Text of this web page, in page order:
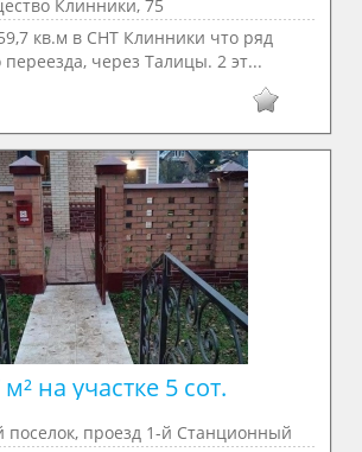
Клинники, 75
кв.м в СНТ Клинники что ряд
через Талицы. 2 эт...
на участке 5 сот.
проезд 1-й Станционный